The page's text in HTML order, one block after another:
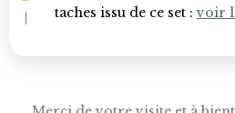
taches issu de ce set :voir